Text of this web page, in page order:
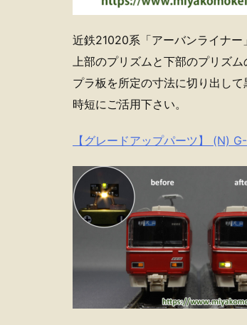
近鉄21020系「アーバンライナー
上部のプリズムと下部のプリズム
プラ板を所定の寸法に切り出し
時短にご活用下さい。
【グレードアップパーツ】 (N)